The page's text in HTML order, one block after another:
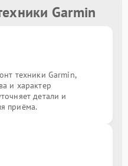
Garmin
техники Garmin,
и характер
детали и
приёма.